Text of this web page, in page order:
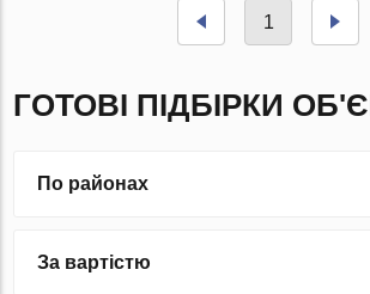
1
ГОТОВІ ПІДБІРКИ
По районах
За вартістю